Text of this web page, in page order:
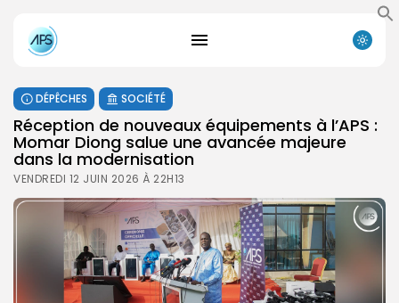
DÉPÊCHES SOCIÉTÉ
Réception de nouveaux équipements à l’APS :
Momar Diong salue une avancée majeure
dans la modernisation
VENDREDI 12 JUIN 2026 À 22H13